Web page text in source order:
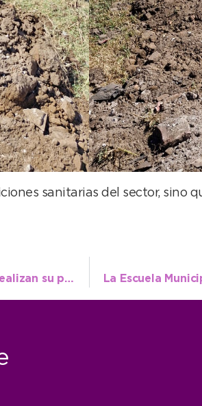
sanitarias del sector,
Dos referentes de la Escuela Municipal de Atletismo realizan su puesta a punto en Salta